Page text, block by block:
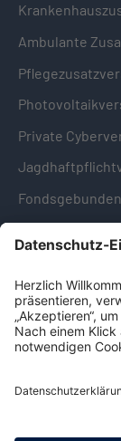
Ambulante
Private
Hinweise &
Impressum
Datenschutz